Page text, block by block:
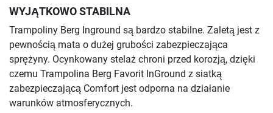
WYJĄTKOWO STABILNA
Trampoliny Berg Inground są bardzo stabilne. Zaletą jest z
pewnością mata o dużej grubości zabezpieczająca
sprężyny. Ocynkowany stelaż chroni przed korozją, dzięki
czemu Trampolina Berg Favorit InGround z siatką
zabezpieczającą Comfort jest odporna na działanie
warunków atmosferycznych.